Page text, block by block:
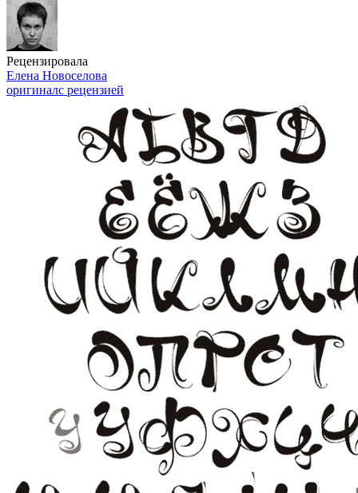
Рецензировала
Елена Новоселова
оригиналс рецензией